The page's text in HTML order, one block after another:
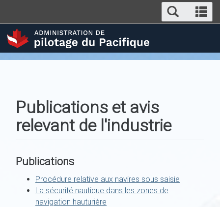
contenu
principal
and
menus
Publications et avis
relevant de l'industrie
Publications
Procédure relative aux navires sous saisie
La sécurité nautique dans les zones de
navigation hauturière